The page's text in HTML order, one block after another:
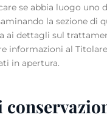
se abbia luogo uno
la sezione di
ai dettagli sul
informazioni al
in apertura.